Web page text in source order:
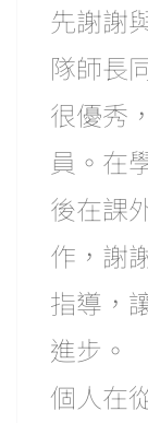
先謝謝
隊師長
很優秀
員。在
後在課
作，謝
指導，
進步。
個人在